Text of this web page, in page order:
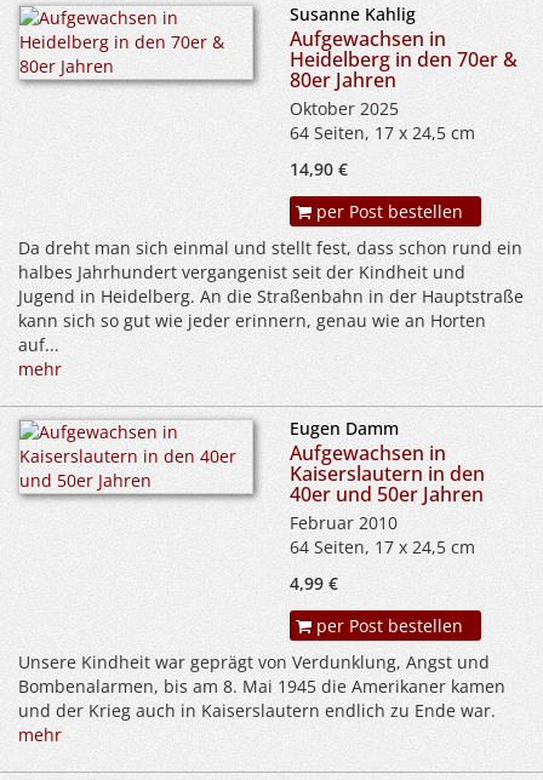
Susanne Kahlig
Aufgewachsen in
Heidelberg in den 70er &
80er Jahren
Oktober 2025
64 Seiten, 17 x 24,5 cm
14,90 €
per Post bestellen
Da dreht man sich einmal und stellt fest, dass schon rund ein
halbes Jahrhundert vergangenist seit der Kindheit und
Jugend in Heidelberg. An die Straßenbahn in der Hauptstraße
kann sich so gut wie jeder erinnern, genau wie an Horten
auf...
mehr
Eugen Damm
Aufgewachsen in
Kaiserslautern in den
40er und 50er Jahren
Februar 2010
64 Seiten, 17 x 24,5 cm
4,99 €
per Post bestellen
Unsere Kindheit war geprägt von Verdunklung, Angst und
Bombenalarmen, bis am 8. Mai 1945 die Amerikaner kamen
und der Krieg auch in Kaiserslautern endlich zu Ende war.
mehr